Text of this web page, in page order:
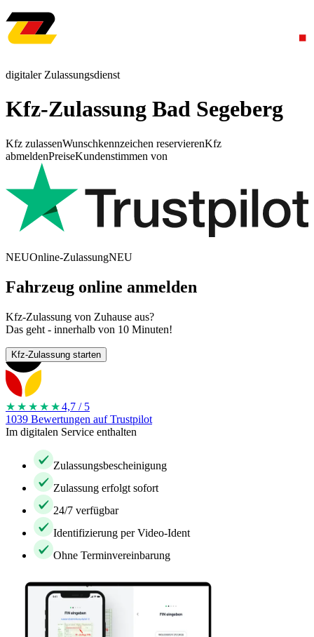
digitaler Zulassungsdienst
Kfz-Zulassung Bad Segeberg
Kfz zulassenWunschkennzeichen reservierenKfz
abmeldenPreiseKundenstimmen von
NEUOnline-ZulassungNEU
Fahrzeug online anmelden
Kfz-Zulassung von Zuhause aus?
Das geht - innerhalb von 10 Minuten!
Kfz-Zulassung starten
★★★★ ★4,7 / 5
1039 Bewertungen auf Trustpilot
Im digitalen Service enthalten
Zulassungsbescheinigung
Zulassung erfolgt sofort
24/7 verfügbar
Identifizierung per Video-Ident
Ohne Terminvereinbarung